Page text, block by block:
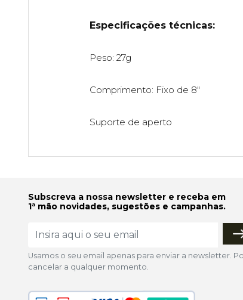
Especificações técnicas:
Peso: 27g
Comprimento: Fixo de 8"
Suporte de aperto
Subscreva a nossa newsletter e receba em
1ª mão novidades, sugestões e campanhas.
Usamos o seu email apenas para enviar a newsletter.
cancelar a qualquer momento.